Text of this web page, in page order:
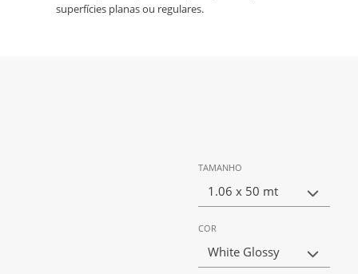
superfícies planas ou regulares.
TAMANHO
1.06 x 50 mt
COR
White Glossy